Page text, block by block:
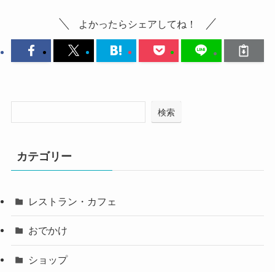
よかったらシェアしてね！
検索
カテゴリー
レストラン・カフェ
おでかけ
ショップ